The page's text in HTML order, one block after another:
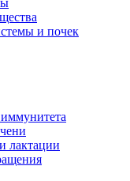
и почек
лактации